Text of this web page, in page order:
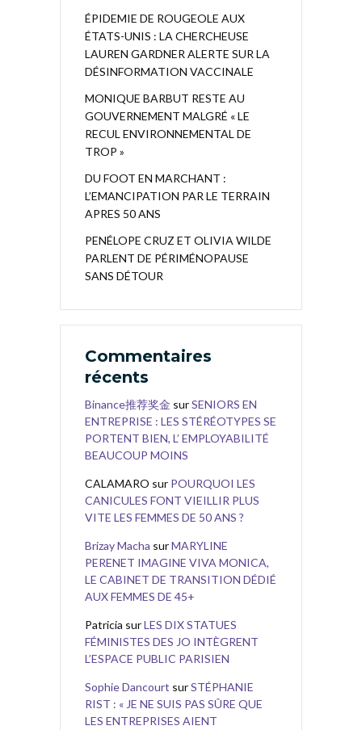
ÉPIDEMIE DE ROUGEOLE AUX
ÉTATS-UNIS : LA CHERCHEUSE
LAUREN GARDNER ALERTE SUR LA
DÉSINFORMATION VACCINALE
MONIQUE BARBUT RESTE AU
GOUVERNEMENT MALGRÉ « LE
RECUL ENVIRONNEMENTAL DE
TROP »
DU FOOT EN MARCHANT :
L’EMANCIPATION PAR LE TERRAIN
APRES 50 ANS
PENÉLOPE CRUZ ET OLIVIA WILDE
PARLENT DE PÉRIMÉNOPAUSE
SANS DÉTOUR
Commentaires
récents
Binance推荐奖金 surSENIORS EN
ENTREPRISE : LES STÉRÉOTYPES SE
PORTENT BIEN, L’ EMPLOYABILITÉ
BEAUCOUP MOINS
CALAMARO sur POURQUOI LES
CANICULES FONT VIEILLIR PLUS
VITE LES FEMMES DE 50 ANS ?
Brizay Macha surMARYLINE
PERENET IMAGINE VIVA MONICA,
LE CABINET DE TRANSITION DÉDIÉ
AUX FEMMES DE 45+
Patricia surLES DIX STATUES
FÉMINISTES DES JO INTÈGRENT
L’ESPACE PUBLIC PARISIEN
Sophie Dancourt surSTÉPHANIE
RIST : « JE NE SUIS PAS SÛRE QUE
LES ENTREPRISES AIENT